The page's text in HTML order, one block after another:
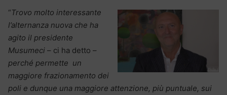
“Trovo molto interessante
l’alternanza nuova che ha
agito il presidente
Musumeci – ci ha detto –
perché permette un
maggiore frazionamento dei
poli e dunque una maggiore attenzione, più puntuale, sui